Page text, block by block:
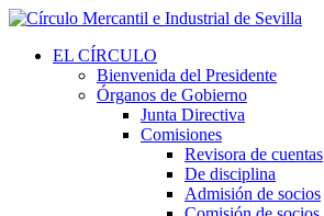
EL CÍRCULO
Bienvenida del Presidente
Órganos de Gobierno
Junta Directiva
Comisiones
Revisora de cuentas
De disciplina
Admisión de socios